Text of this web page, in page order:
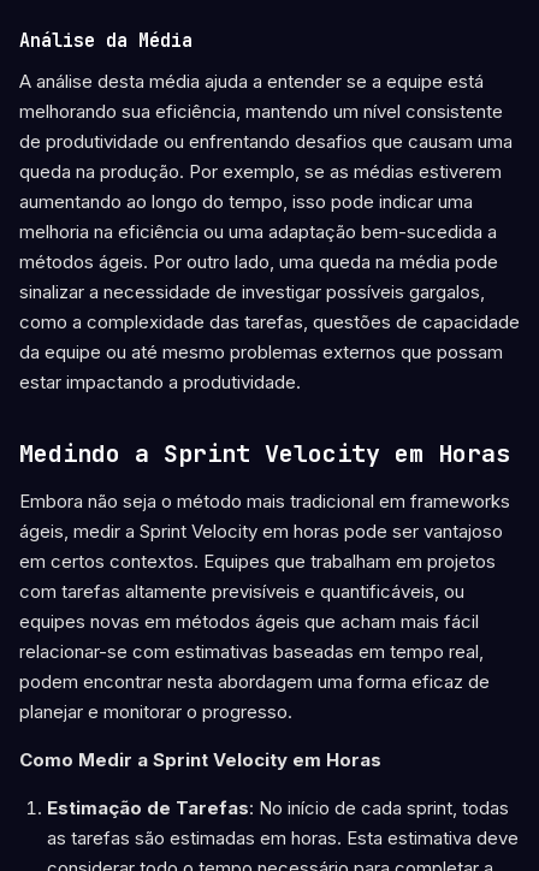
Análise da Média
A análise desta média ajuda a entender se a equipe está
melhorando sua eficiência, mantendo um nível consistente
de produtividade ou enfrentando desafios que causam uma
queda na produção. Por exemplo, se as médias estiverem
aumentando ao longo do tempo, isso pode indicar uma
melhoria na eficiência ou uma adaptação bem-sucedida a
métodos ágeis. Por outro lado, uma queda na média pode
sinalizar a necessidade de investigar possíveis gargalos,
como a complexidade das tarefas, questões de capacidade
da equipe ou até mesmo problemas externos que possam
estar impactando a produtividade.
Medindo a Sprint Velocity em Horas
Embora não seja o método mais tradicional em frameworks
ágeis, medir a Sprint Velocity em horas pode ser vantajoso
em certos contextos. Equipes que trabalham em projetos
com tarefas altamente previsíveis e quantificáveis, ou
equipes novas em métodos ágeis que acham mais fácil
relacionar-se com estimativas baseadas em tempo real,
podem encontrar nesta abordagem uma forma eficaz de
planejar e monitorar o progresso.
Como Medir a Sprint Velocity em Horas
Estimação de Tarefas: No início de cada sprint, todas
as tarefas são estimadas em horas. Esta estimativa deve